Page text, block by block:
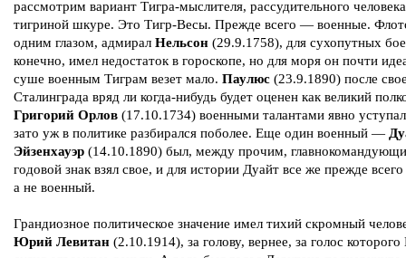
рассмотрим вариант Тигра-мыслителя, рассудительного
тигриной шкуре. Это Тигр-Весы. Прежде всего — военные.
одним глазом, адмирал Нельсон (29.9.1758), для сухопутных
конечно, имел недостаток в гороскопе, но для моря он почти
суше военным Тиграм везет мало. Паулюс (23.9.1890) после
Сталинграда вряд ли когда-нибудь будет оценен как великий
Григорий Орлов (17.10.1734) военными талантами явно
зато уж в политике разбирался поболее. Еще один военный —
Эйзенхауэр (14.10.1890) был, между прочим,
годовой знак взял свое, и для истории Дуайт все же прежде
а не военный.
Грандиозное политическое значение имел тихий скромный
Юрий Левитан (2.10.1914), за голову, вернее, за голос которого